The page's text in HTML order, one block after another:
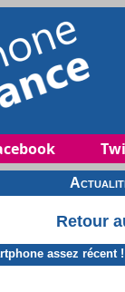
Retour
assez récent !